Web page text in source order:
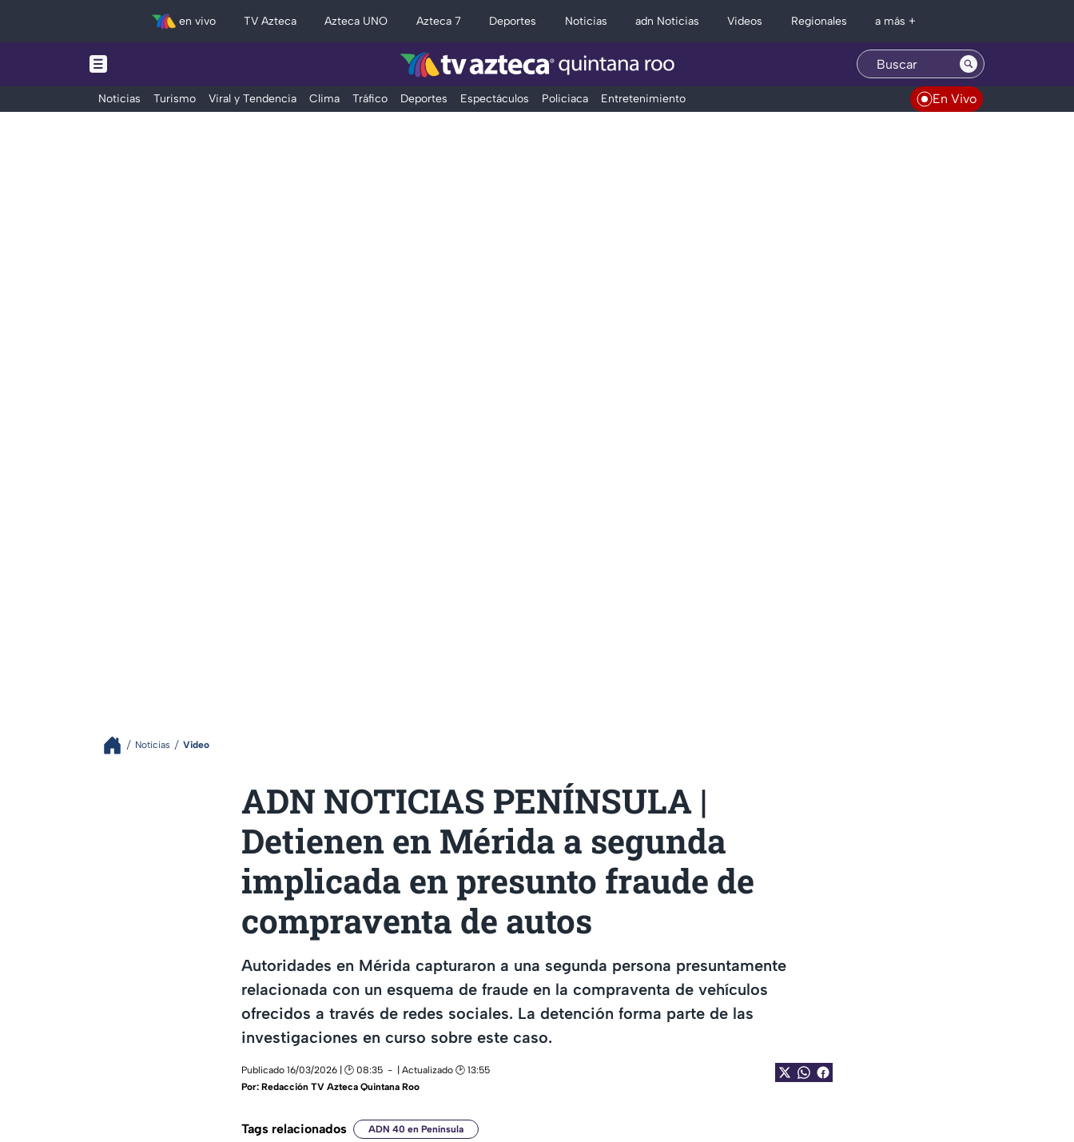
en vivo TV Azteca Azteca UNO Azteca 7 Deportes Noticias adn Noticias Videos Regionales a más +
Noticias Turismo Viral y Tendencia Clima Tráfico Deportes Espectáculos Policiaca Entretenimiento En Vivo
Noticias Video
ADN NOTICIAS PENÍNSULA |
Detienen en Mérida a segunda
implicada en presunto fraude de
compraventa de autos
Autoridades en Mérida capturaron a una segunda persona presuntamente
relacionada con un esquema de fraude en la compraventa de vehículos
ofrecidos a través de redes sociales. La detención forma parte de las
investigaciones en curso sobre este caso.
Publicado 16/03/2026 | 🕑 08:35
| Actualizado 🕑 13:55
Por: Redacción TV Azteca Quintana Roo
Tags relacionados ADN 40 en Península